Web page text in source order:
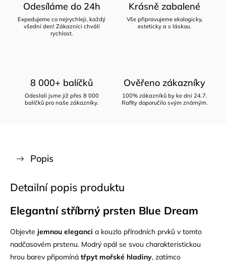
Odesíláme do 24h
Expedujeme co nejrychleji, každý
všední den! Zákazníci chválí
rychlost.
Krásně zabalené
Vše připravujeme ekologicky,
esteticky a s láskou.
8 000+ balíčků
Odeslali jsme již přes 8 000
balíčků pro naše zákazníky.
Ověřeno zákazníky
100% zákazníků by ke dni 24.7.
Rafity doporučilo svým známým.
Popis
Detailní popis produktu
Elegantní stříbrný prsten Blue Dream
Objevte jemnou eleganci a kouzlo přírodních prvků v tomto
nadčasovém prstenu. Modrý opál se svou charakteristickou
hrou barev připomíná třpyt mořské hladiny, zatímco